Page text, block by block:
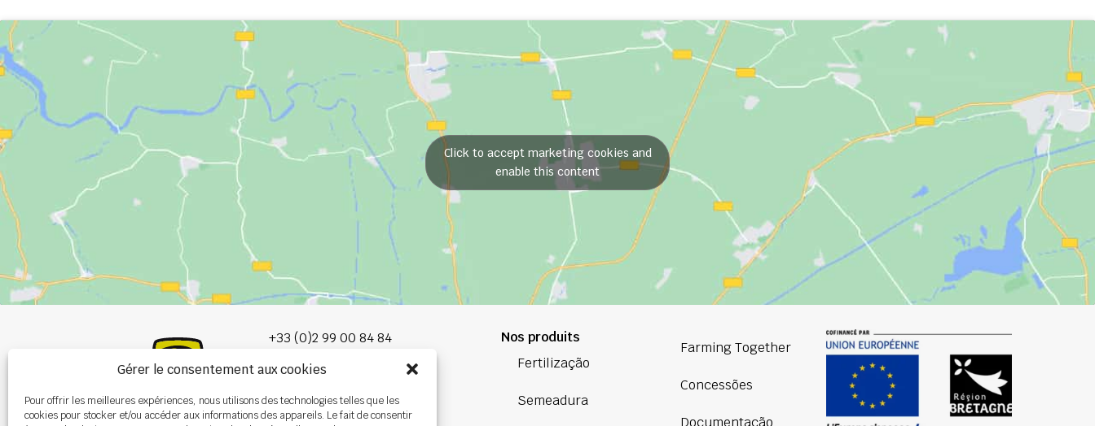
Gérer le consentement aux cookies
Pour offrir les meilleures expériences, nous utilisons des technologies telles que les
cookies pour stocker et/ou accéder aux informations des appareils. Le fait de consentir
Click to accept marketing cookies and
enable this content
+33 (0)2 99 00 84 84
info@burel-group.com
Les Portes de Bretagne
Nos produits
Fertilização
Semeadura
Farming Together
Concessões
Documentação